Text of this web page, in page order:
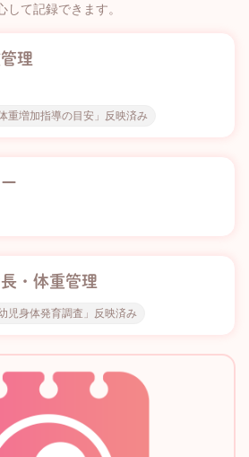
して記録できます。
理
重増加指導の目安」反映済み
・体重管理
児身体発育調査」反映済み